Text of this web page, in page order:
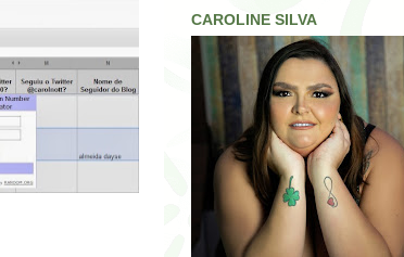
CAROLINE SILVA